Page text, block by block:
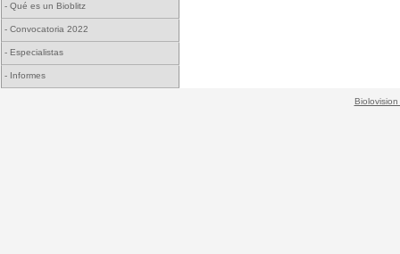
- Qué es un Bioblitz
- Convocatoria 2022
- Especialistas
- Informes
Biolovision